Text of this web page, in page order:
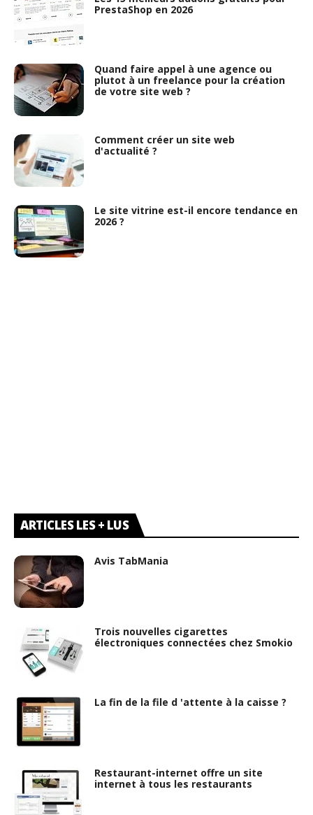
PrestaShop en 2026
Quand faire appel à une agence ou
plutot à un freelance pour la création
de votre site web ?
Comment créer un site web
d'actualité ?
Le site vitrine est-il encore tendance en
2026 ?
ARTICLES LES + LUS
Avis TabMania
Trois nouvelles cigarettes
électroniques connectées chez Smokio
La fin de la file d 'attente à la caisse ?
Restaurant-internet offre un site
internet à tous les restaurants